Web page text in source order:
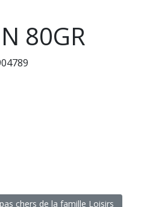
80GR
chers de la famille Loisirs